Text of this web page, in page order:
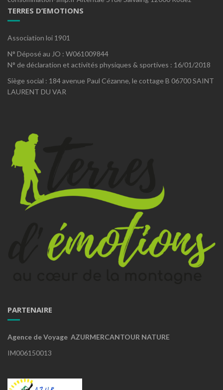
TERRES D’EMOTIONS
Association loi 1901
N° Déposé au JO : W061009844
N° de déclaration et activités physiques & sportives : 16/01/2018
Siège social : 184 avenue Paul Cézanne, le cottage B 06700 SAINT
LAURENT DU VAR
PARTENAIRE
Agence de Voyage AZURMERCANTOUR NATURE
IM006150013